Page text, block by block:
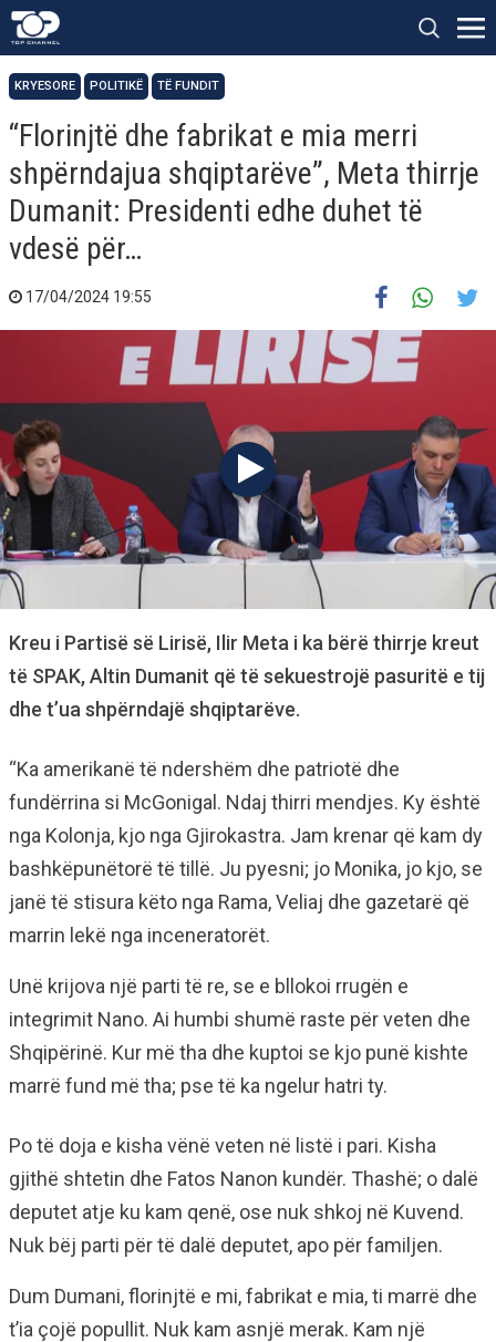
KRYESORE POLITIKË TË FUNDIT
“Florinjtë dhe fabrikat e mia merri
shpërndajua shqiptarëve”, Meta thirrje
Dumanit: Presidenti edhe duhet të
vdesë për…
17/04/2024 19:55
Kreu i Partisë së Lirisë, Ilir Meta i ka bërë thirrje kreut
të SPAK, Altin Dumanit që të sekuestrojë pasuritë e tij
dhe t’ua shpërndajë shqiptarëve.
“Ka amerikanë të ndershëm dhe patriotë dhe
fundërrina si McGonigal. Ndaj thirri mendjes. Ky është
nga Kolonja, kjo nga Gjirokastra. Jam krenar që kam dy
bashkëpunëtorë të tillë. Ju pyesni; jo Monika, jo kjo, se
janë të stisura këto nga Rama, Veliaj dhe gazetarë që
marrin lekë nga inceneratorët.
Unë krijova një parti të re, se e bllokoi rrugën e
integrimit Nano. Ai humbi shumë raste për veten dhe
Shqipërinë. Kur më tha dhe kuptoi se kjo punë kishte
marrë fund më tha; pse të ka ngelur hatri ty.
Po të doja e kisha vënë veten në listë i pari. Kisha
gjithë shtetin dhe Fatos Nanon kundër. Thashë; o dalë
deputet atje ku kam qenë, ose nuk shkoj në Kuvend.
Nuk bëj parti për të dalë deputet, apo për familjen.
Dum Dumani, florinjtë e mi, fabrikat e mia, ti marrë dhe
t’ia çojë popullit. Nuk kam asnjë merak. Kam një